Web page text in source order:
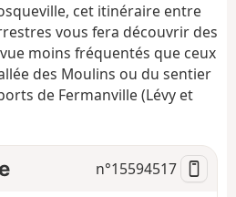
g
a
t
cet itinéraire entre
vous fera découvrir des
moins fréquentés que ceux
des Moulins ou du sentier
de Fermanville (Lévy et
n°15594517